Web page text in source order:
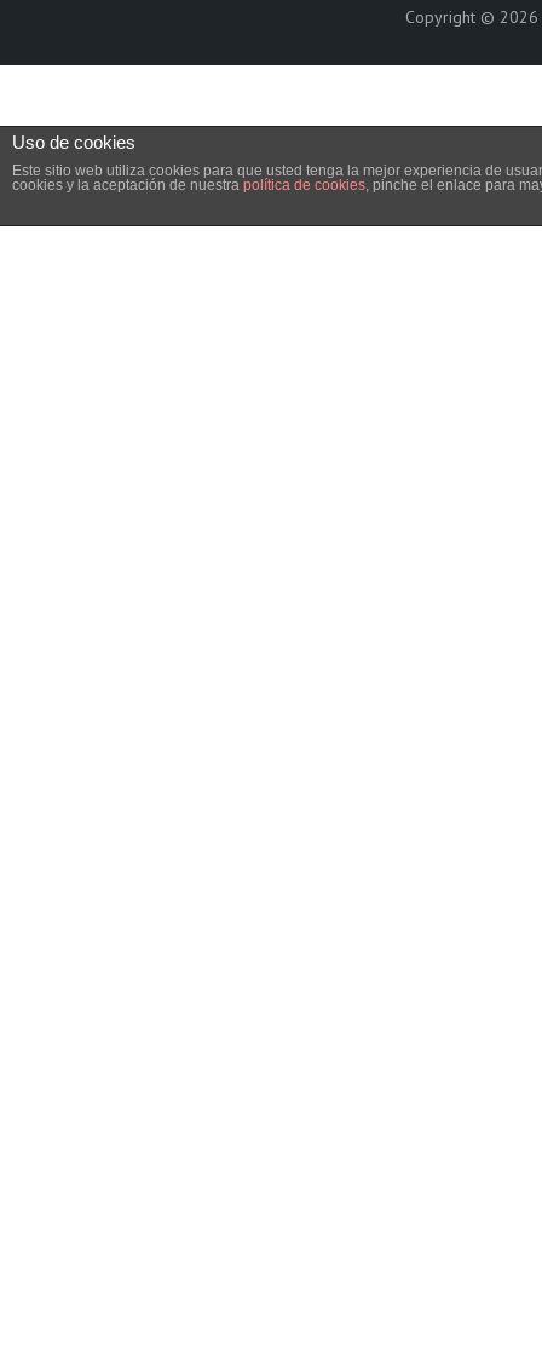
Copyright © 2026
Uso de cookies
Este sitio web utiliza cookies para que usted tenga la mejor experiencia de
cookies y la aceptación de nuestra política de cookies, pinche el enlace para